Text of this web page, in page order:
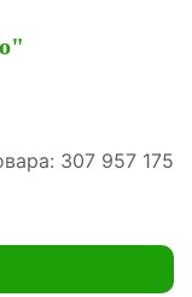
307 957 175